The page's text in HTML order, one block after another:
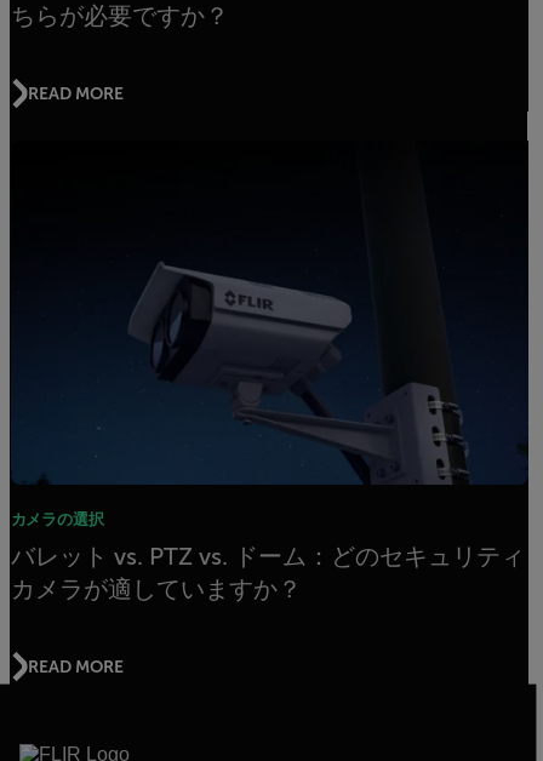
ちらが必要ですか？
READ MORE
カメラの選択
バレット vs. PTZ vs. ドーム：どのセキュリティ
カメラが適していますか？
READ MORE